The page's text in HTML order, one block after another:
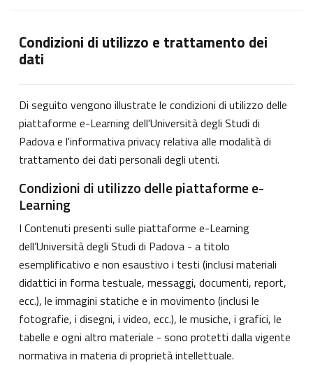
Condizioni di utilizzo e trattamento dei
dati
Di seguito vengono illustrate le condizioni di utilizzo delle
piattaforme e-Learning dell'Università degli Studi di
Padova e l'informativa privacy relativa alle modalità di
trattamento dei dati personali degli utenti.
Condizioni di utilizzo delle piattaforme e-
Learning
I Contenuti presenti sulle piattaforme e-Learning
dell’Università degli Studi di Padova - a titolo
esemplificativo e non esaustivo i testi (inclusi materiali
didattici in forma testuale, messaggi, documenti, report,
ecc.), le immagini statiche e in movimento (inclusi le
fotografie, i disegni, i video, ecc.), le musiche, i grafici, le
tabelle e ogni altro materiale - sono protetti dalla vigente
normativa in materia di proprietà intellettuale.